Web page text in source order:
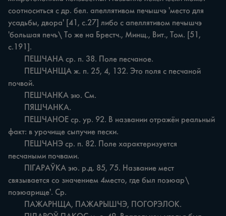
соотноситься с др. бел. апеллятивом печышчэ 'место для
усадьбы, двора' [41, с.27] либо с апеллятивом печышчэ
'большая печъ\ То же на Брестч., Минщ., Вит., Том. [51,
с.191].
почвой.
факт: в урочище сыпучие пески.
песчаными почвами.
связывается со значением 4место, где был поэюар\
поэюарище'. Ср.